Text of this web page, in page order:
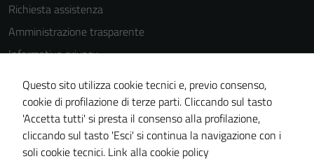
Richiesta assistenza
Amministrazione trasparente
Informativa privacy
Cookie Policy
Note legali
Dichiarazione di accessibilità
Piano di miglioramento del sito
Questo sito utilizza cookie tecnici e, previo consenso,
cookie di profilazione di terze parti. Cliccando sul tasto
'Accetta tutti' si presta il consenso alla profilazione,
cliccando sul tasto 'Esci' si continua la navigazione con i
soli cookie tecnici. Link alla cookie policy